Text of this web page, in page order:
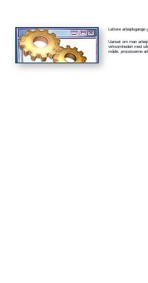
Lettere arbejdsgange
Uanset om man
virksomheden med
måde, processerne